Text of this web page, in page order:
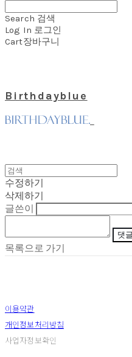
Search 검색
Log In 로그인
Cart장바구니
Birthdayblue
수정하기
삭제하기
글쓴이
댓
목록으로 가기
이용약관
개인정보처리방침
사업자정보확인